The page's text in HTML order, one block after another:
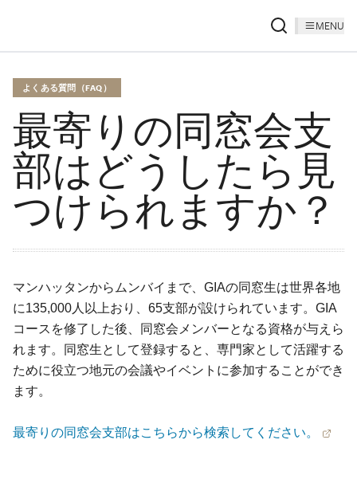
MENU
よくある質問（FAQ）
最寄りの同窓会支
部はどうしたら見
つけられますか？
マンハッタンからムンバイまで、GIAの同窓生は世界各地
に135,000人以上おり、65支部が設けられています。GIA
コースを修了した後、同窓会メンバーとなる資格が与えら
れます。同窓生として登録すると、専門家として活躍する
ために役立つ地元の会議やイベントに参加することができ
ます。
最寄りの同窓会支部はこちらから検索してください。